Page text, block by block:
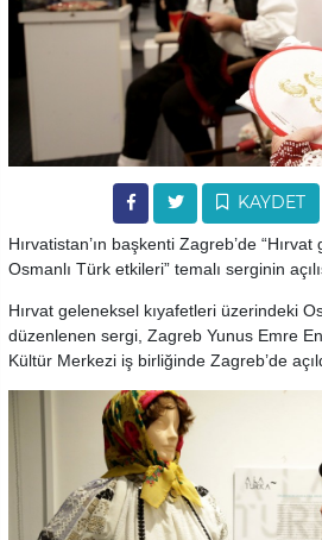
KAYDET
Hırvatistan’ın başkenti Zagreb’de
Osmanlı Türk etkileri” temalı serginin
Hırvat geleneksel kıyafetleri üzerindeki
düzenlenen sergi, Zagreb Yunus Emre
Kültür Merkezi iş birliğinde Zagreb’de